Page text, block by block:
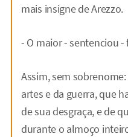
mais insigne de Arezzo.
- O maior - sentenciou -
Assim, sem
artes e da guerra, que
de sua desgraça, e de
durante o almoço